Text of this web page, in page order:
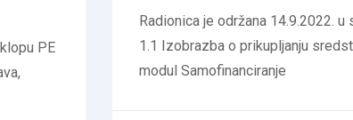
PE
Radionica je održana 14.9.2022. u
1.1 Izobrazba o prikupljanju
modul Samofinanciranje